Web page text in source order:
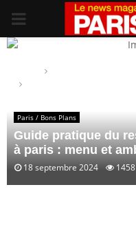
PRIMARY
MENU
Paris / Bons Plans
Guide pratique du
à paris : menu et
18 septembre 2024 1458